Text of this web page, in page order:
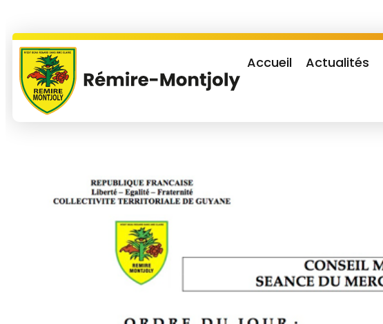
Accueil Actualités